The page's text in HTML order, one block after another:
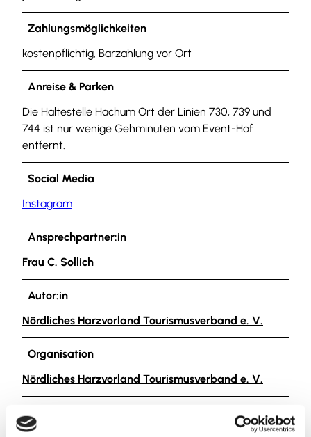
Zahlungsmöglichkeiten
kostenpflichtig, Barzahlung vor Ort
Anreise & Parken
Die Haltestelle Hachum Ort der Linien 730, 739 und
744 ist nur wenige Gehminuten vom Event-Hof
entfernt.
Social Media
Instagram
Ansprechpartner:in
Frau C. Sollich
Autor:in
Nördliches Harzvorland Tourismusverband e. V.
Organisation
Nördliches Harzvorland Tourismusverband e. V.